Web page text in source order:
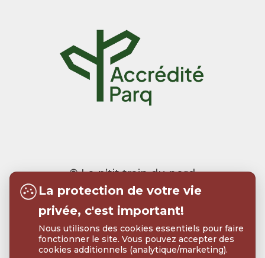
© Le p’tit train du nord
Realisation:Tramweb
La protection de votre vie
privée, c'est important!
Nous utilisons des cookies essentiels pour faire
fonctionner le site. Vous pouvez accepter des
cookies additionnels (analytique/marketing).